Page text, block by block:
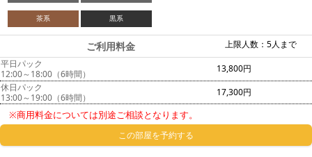
茶系 黒系
上限人数：5人まで
ご利用料金
平日パック
12:00～18:00（6時間）
13,800円
休日パック
13:00～19:00（6時間）
17,300円
※商用料金については別途ご相談となります。
この部屋を予約する